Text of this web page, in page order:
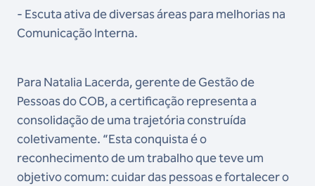
- Escuta ativa de diversas áreas para melhorias na
Comunicação Interna.
Para Natalia Lacerda, gerente de Gestão de
Pessoas do COB, a certificação representa a
consolidação de uma trajetória construída
coletivamente. “Esta conquista é o
reconhecimento de um trabalho que teve um
objetivo comum: cuidar das pessoas e fortalecer o